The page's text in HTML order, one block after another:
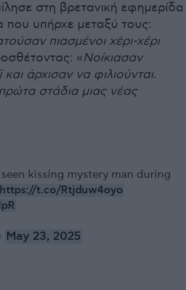
στη βρετανική εφημερίδα
που υπήρχε μεταξύ τους:
πιασμένοι χέρι-χέρι
«Νοίκιασαν
άρχισαν να φιλιούνται.
στάδια μιας νέας
kissing mystery man during
https://t.co/Rtjduw4oyo
May 23, 2025